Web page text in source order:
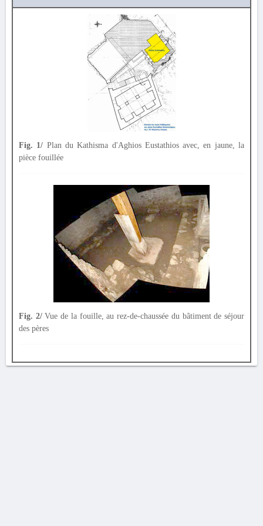
Fig. 1/ Plan du Kathisma d'Aghios Eustathios avec, en jaune, la
pièce fouillée
Fig. 2/Vue de la fouille, au rez-de-chaussée du bâtiment de séjour
des pères